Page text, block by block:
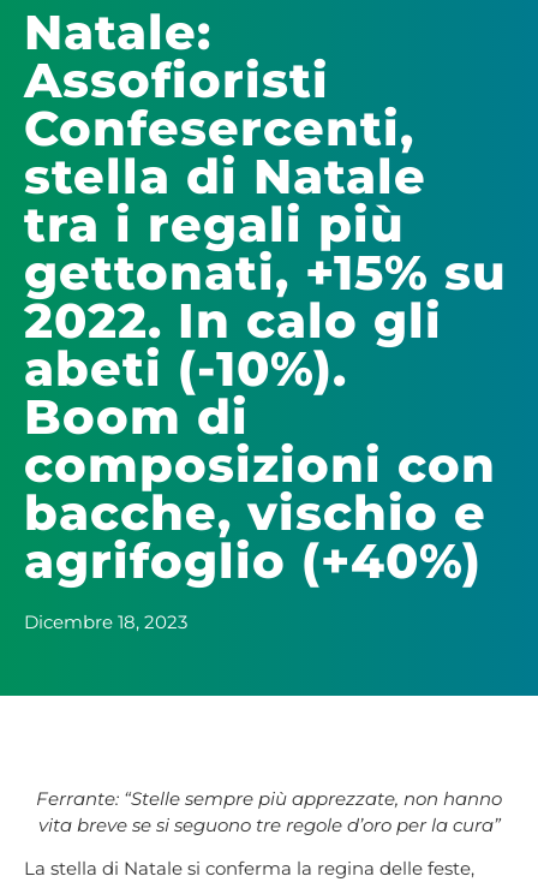
Natale:
Assofioristi
Confesercenti,
stella di Natale
tra i regali più
gettonati, +15% su
2022. In calo gli
abeti (-10%).
Boom di
composizioni con
bacche, vischio e
agrifoglio (+40%)
Dicembre 18, 2023
Ferrante: “Stelle sempre più apprezzate, non hanno
vita breve se si seguono tre regole d’oro per la cura”
La stella di Natale si conferma la regina delle feste,